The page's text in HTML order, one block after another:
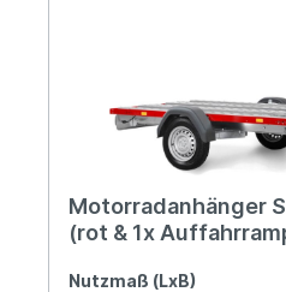
Motorradanhänger
(rot & 1x
Nutzmaß (LxB)